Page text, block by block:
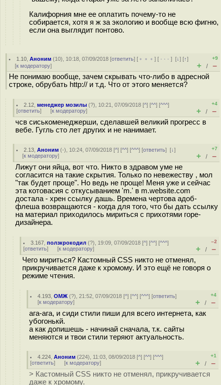
Калифорния мне ее оплатить почему-то не
собирается, хотя я ж за экологию и вообще всю фигню,
если она выглядит понтово.
1.10 ,Аноним (10), 10:18, 07/09/2018 [ответить] [ ﹢﹢﹢] [ · · ·][↓] [↑]
[к модератору]
+9
+ / –
Не понимаю вообще, зачем скрывать что-либо в адресной
строке, обрубать http:// и т.д. Что от этого меняется?
2.12 ,менеджер мозилы (?), 10:21, 07/09/2018 [^] [^^] [^^^]
[ответить] [к модератору]
+4
+ / –
чсв сиськоменеджерши, сделавшей великий прогресс в
вебе. Гугль сто лет других и не нанимает.
2.13 ,Аноним (-), 10:24, 07/09/2018 [^] [^^] [^^^] [ответить][↓]
[к модератору]
+7
+ / –
Лижут они яйца, вот что. Никто в здравом уме не
согласится на такие скрытия. Только по невежеству , мол
"так будет проще". Но ведь не проще! Меня уже и сейчас
эта котовасия с откусыванием 'm.' в m.website.com
достала - хрен ссылку дашь. Времена чертова адоб-
флеша возвращаются - когда для того, что бы дать ссылку
на материал приходилось мириться с прихотями горе-
дизайнера.
3.167 ,ползкрокодил (?), 19:09, 07/09/2018 [^] [^^] [^^^]
[ответить] [к модератору]
–2
+ / –
Чего мириться? Кастомный CSS никто не отменял,
прикручивается даже к хромому. И это ещё не говоря о
режиме чтения.
4.193 ,ОМЖ (?), 21:52, 07/09/2018 [^] [^^] [^^^] [ответить]
[к модератору]
+4
+ / –
ага-ага, и сиди стили пиши для всего интернета, как
убогонькй.
а как допишешь - начинай сначала, т.к. сайты
меняются и твои стили теряют актуальность.
4.224 ,Аноним (224), 11:03, 08/09/2018 [^] [^^] [^^^]
[ответить] [к модератору]
+1
+ / –
> Кастомный CSS никто не отменял, прикручивается
даже к хромому.